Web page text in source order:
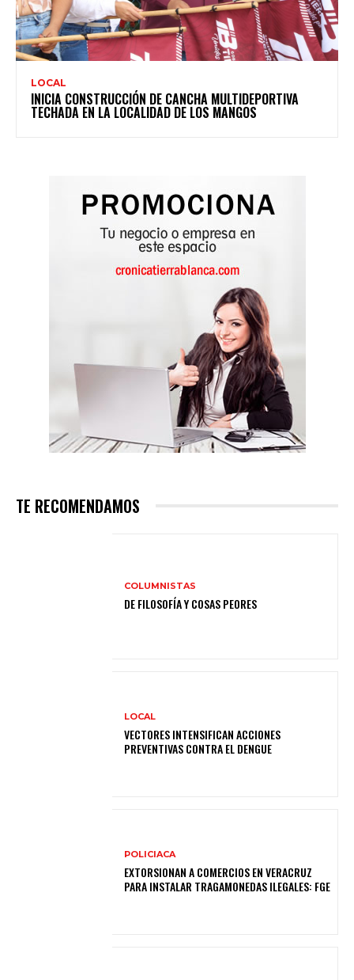
LOCAL
INICIA CONSTRUCCIÓN DE CANCHA MULTIDEPORTIVA
TECHADA EN LA LOCALIDAD DE LOS MANGOS
TE RECOMENDAMOS
COLUMNISTAS
DE FILOSOFÍA Y COSAS PEORES
LOCAL
VECTORES INTENSIFICAN ACCIONES
PREVENTIVAS CONTRA EL DENGUE
POLICIACA
EXTORSIONAN A COMERCIOS EN VERACRUZ
PARA INSTALAR TRAGAMONEDAS ILEGALES: FGE